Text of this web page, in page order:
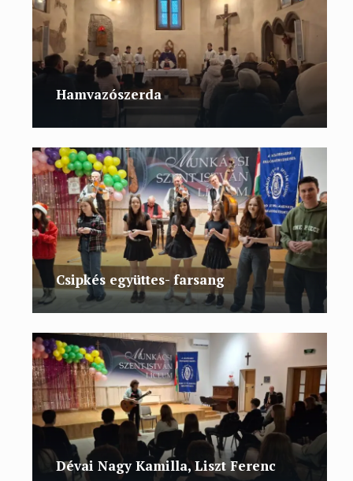
Hamvazószerda
Csipkés együttes- farsang
Dévai Nagy Kamilla, Liszt Ferenc